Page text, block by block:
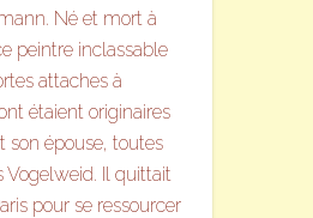
Né et mort à
peintre inclassable
attaches à
étaient originaires
son épouse, toutes
Vogelweid. Il quittait
pour se ressourcer